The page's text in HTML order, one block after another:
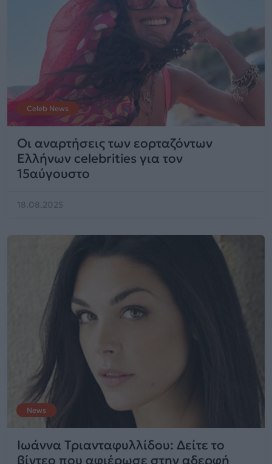
Celeb News
Οι αναρτήσεις των εορταζόντων
Ελλήνων celebrities για τον
15αύγουστο
18.08.2025
News
Ιωάννα Τριανταφυλλίδου: Δείτε το
βίντεο που αφιέρωσε στην αδερφή